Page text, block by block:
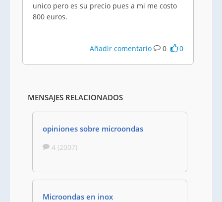
unico pero es su precio pues a mi me costo
800 euros.
Añadir comentario 0 0
MENSAJES RELACIONADOS
opiniones sobre microondas
4 (2007)
Microondas en inox